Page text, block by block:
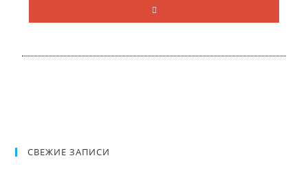
СВЕЖИЕ ЗАПИСИ